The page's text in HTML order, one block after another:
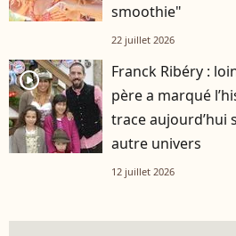
smoothie"
22 juillet 2026
player2
Franck Ribéry :
père a marqué
trace aujourd’hui
autre univers
12 juillet 2026